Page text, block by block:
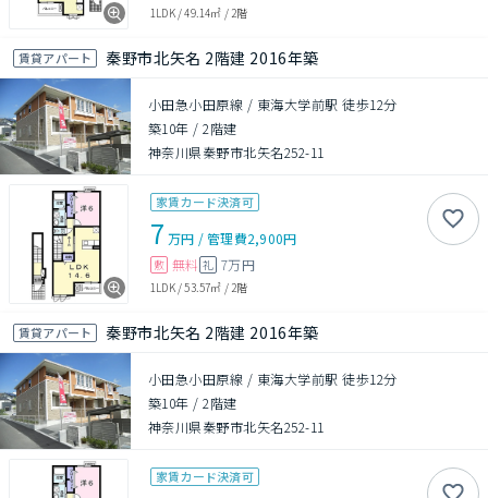
1LDK/49.14㎡ /2階
賃貸アパート 秦野市北矢名 2階建 2016年築
小田急小田原線 / 東海大学前駅 徒歩12分
築10年 /2階建
神奈川県秦野市北矢名252-11
家賃カード決済可
7 万円 /管理費2,900円
敷 無料 礼 7万円
1LDK/53.57㎡ /2階
賃貸アパート 秦野市北矢名 2階建 2016年築
小田急小田原線 / 東海大学前駅 徒歩12分
築10年 /2階建
神奈川県秦野市北矢名252-11
家賃カード決済可